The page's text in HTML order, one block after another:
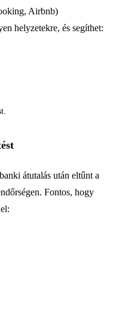
Airbnb)
helyzetekre, és segíthet:
átutalás után eltűnt a
Fontos, hogy